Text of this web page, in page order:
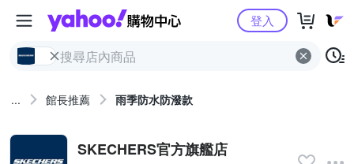
Yahoo購物中心
登入
... 館長推薦 雨季防水防潑款
SKECHERS官方旗艦店